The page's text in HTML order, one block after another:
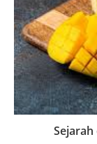
Sejarah